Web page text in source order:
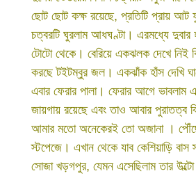
ছোট ছোট কক্ষ রয়েছে, প্রতিটি প্রায় আট
চত্বরটি ঘুরলাম আধঘণ্টা। এরমধ্যে দুবার
টোটো থেকে। বেরিয়ে একঝলক দেখে নিই
করছে টইটম্বুর জল। একঝাঁক হাঁস দেখি
এবার ফেরার পালা। ফেরার আগে ভাবলাম
জায়গায় রয়েছে এবং তাও আবার পুরাতত্ব
আমার মতো অনেকেরই তো অজানা ।
স্টপেজে। এখান থেকে যাব কেশিয়াড়ি বাস
সোজা খড়গপুর, যেমন এসেছিলাম তার